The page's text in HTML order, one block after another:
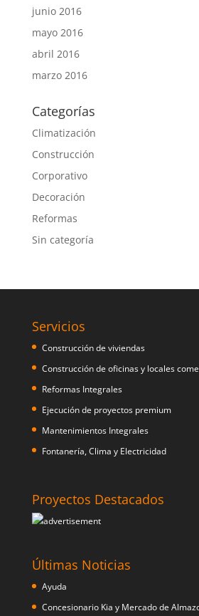
junio 2016
mayo 2016
abril 2016
marzo 2016
Categorías
Climatización
Construcción
Corporativo
Decoración
Reformas
Sin categoría
Servicios
Construcción de viviendas
Construcción de oficinas y locales
Reformas Integrales
Ejecución de proyectos premium
Mantenimientos Integrales
Fontanería, Clima y Electricidad
Proyectos Destacados
Últimas Noticias
Ayuda
Concesionario Kia y Mercado de